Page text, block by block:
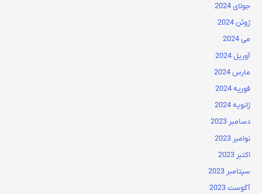
جولای 2024
ژوئن 2024
می 2024
آوریل 2024
مارس 2024
فوریه 2024
ژانویه 2024
دسامبر 2023
نوامبر 2023
اکتبر 2023
سپتامبر 2023
آگوست 2023